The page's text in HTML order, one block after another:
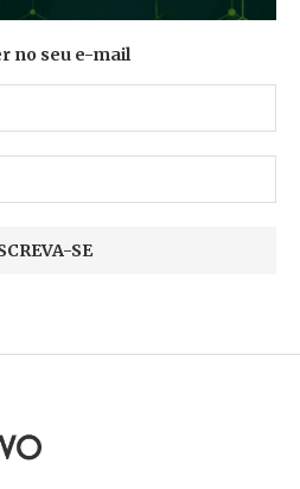
no seu e-mail